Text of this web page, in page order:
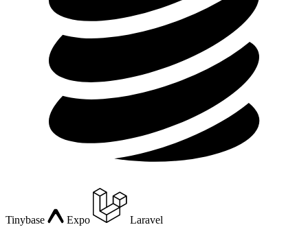
Tinybase Expo Laravel